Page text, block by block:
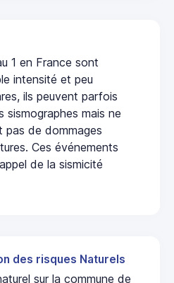
1 en France sont
intensité et peu
ils peuvent parfois
mais ne
pas de dommages
Ces événements
de la sismicité
des risques Naturels
sur la commune de